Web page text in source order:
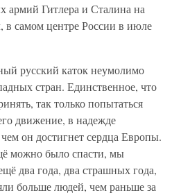
армий Гитлера и Сталина на
в самом центре России в июле
русский каток неумолимо
стран. Единственное, что
так только попытаться
движение, в надежде
он достигнет сердца Европы.
можно было спасти, мы
два года, два страшных года,
больше людей, чем раньше за